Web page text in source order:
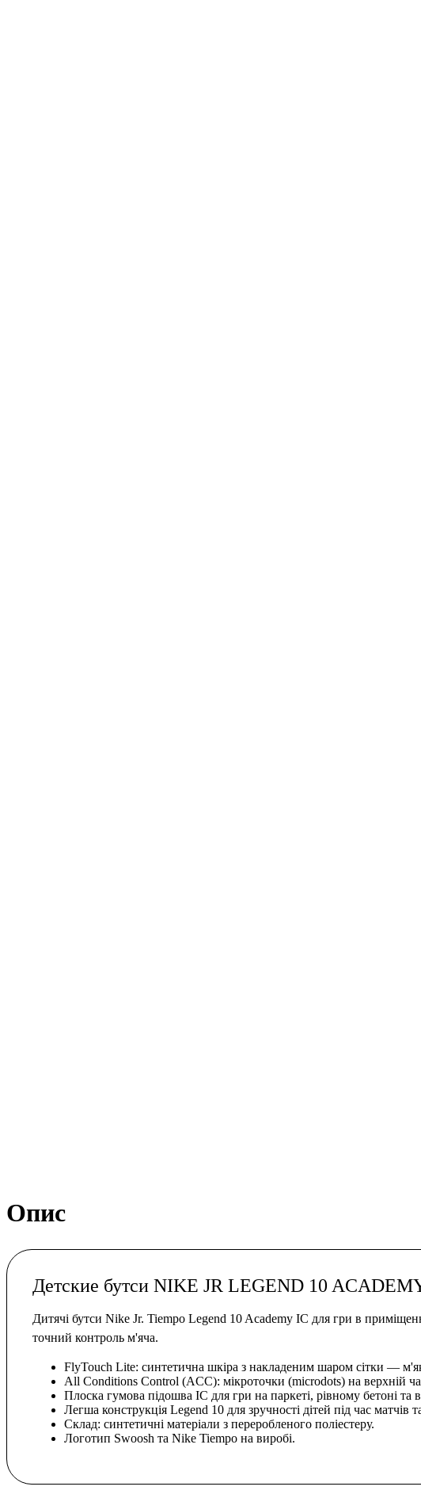
Опис
Детские бутси NIKE JR LEGEND 10
Дитячі бутси Nike Jr. Tiempo Legend 10 Academy IC для гри в
точний контроль м'яча.
FlyTouch Lite: синтетична шкіра з накладеним шаром сітки —
All Conditions Control (ACC): мікроточки (microdots) на верхній
Плоска гумова підошва IC для гри на паркеті, рівному бетоні та
Легша конструкція Legend 10 для зручності дітей під час матчів
Склад: синтетичні матеріали з переробленого поліестеру.
Логотип Swoosh та Nike Tiempo на виробі.